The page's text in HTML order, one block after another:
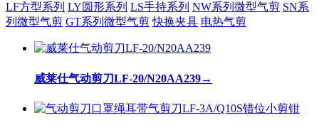
LF方型系列 LY圆形系列 LS手持系列 NW系列微型气剪 SN系
列微型气剪 GT系列微型气剪 快换夹具 电热气剪
威莱仕气动剪刀LF-20/N20AA239→